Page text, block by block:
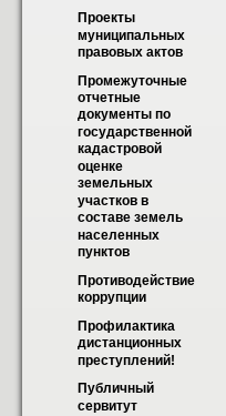
Проекты
муниципальных
правовых актов
Промежуточные
отчетные
документы по
государственной
кадастровой
оценке
земельных
участков в
составе земель
населенных
пунктов
Противодействие
коррупции
Профилактика
дистанционных
преступлений!
Публичный
сервитут